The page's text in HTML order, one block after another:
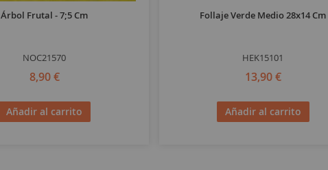
Árbol Frutal - 7;5 Cm
NOC21570
8,90 €
Añadir al carrito
Follaje Verde Medio 28x14 Cm
HEK15101
13,90 €
Añadir al carrito